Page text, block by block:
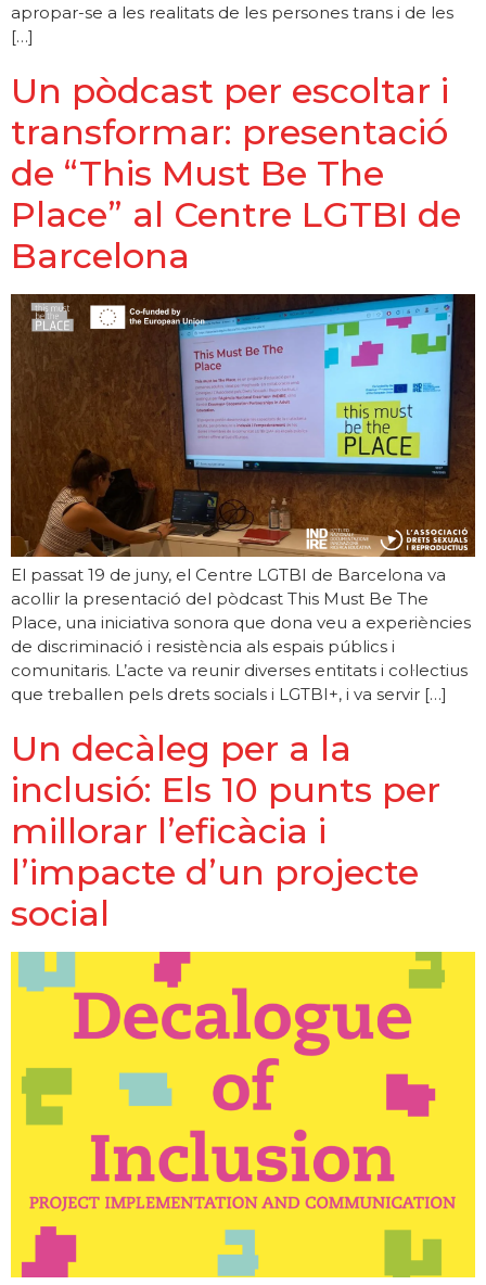
apropar-se a les realitats de les persones trans i de les
[…]
Un pòdcast per escoltar i
transformar: presentació
de “This Must Be The
Place” al Centre LGTBI de
Barcelona
El passat 19 de juny, el Centre LGTBI de Barcelona va
acollir la presentació del pòdcast This Must Be The
Place, una iniciativa sonora que dona veu a experiències
de discriminació i resistència als espais públics i
comunitaris. L’acte va reunir diverses entitats i col·lectius
que treballen pels drets socials i LGTBI+, i va servir […]
Un decàleg per a la
inclusió: Els 10 punts per
millorar l’eficàcia i
l’impacte d’un projecte
social